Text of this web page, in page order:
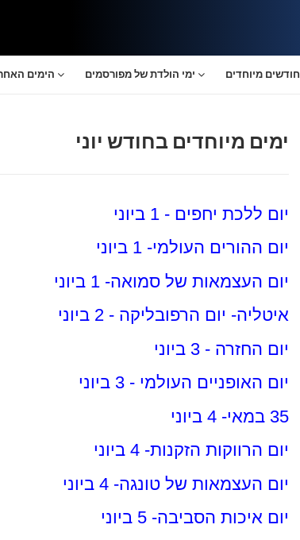
הימים ימי הולדת של מפורסמים חודשים מיוחדים
ימים מיוחדים בחודש יוני
יום ללכת יחפים - 1 ביוני
יום ההורים העולמי- 1 ביוני
יום העצמאות של סמואה- 1 ביוני
איטליה- יום הרפובליקה - 2 ביוני
יום החזרה - 3 ביוני
יום האופניים העולמי - 3 ביוני
35 במאי- 4 ביוני
יום הרווקות הזקנות- 4 ביוני
יום העצמאות של טונגה- 4 ביוני
יום איכות הסביבה- 5 ביוני